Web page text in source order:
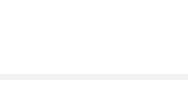
뒤의 책은 무엇이 예술을 퍼뜨리고 형
건이나 예술이 받아들여지는 환경이 무